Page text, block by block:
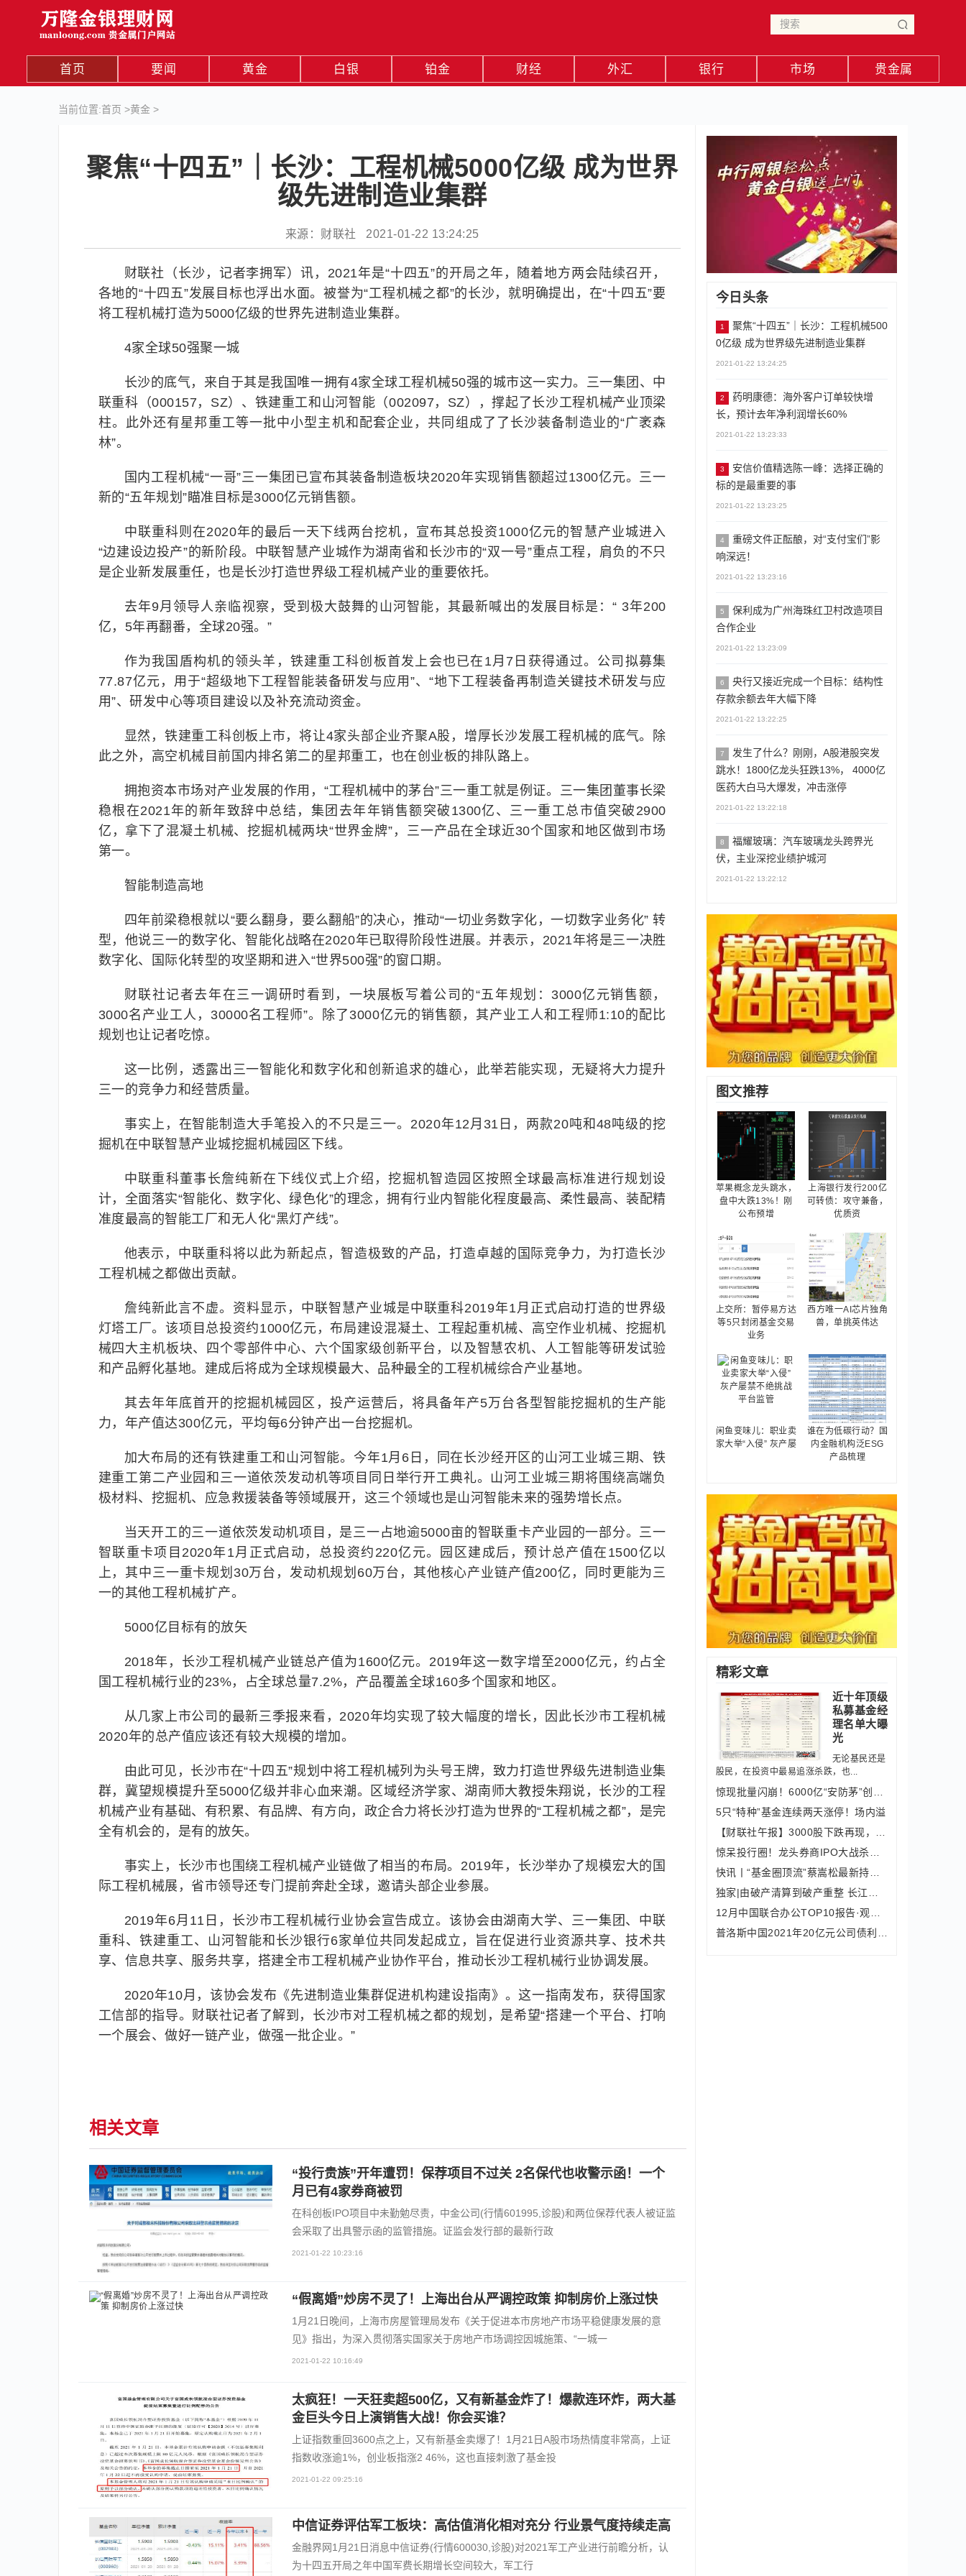
首页 要闻 黄金 白银 铂金 财经 外汇 银行 市场 贵金属
当前位置:首页 >黄金>
聚焦“十四五”｜长沙：工程机械5000亿级 成为世界
级先进制造业集群
来源：财联社 2021-01-22 13:24:25
财联社（长沙，记者李拥军）讯，2021年是“十四五”的开局之年，随着地方两会陆续召开，
各地的“十四五”发展目标也浮出水面。被誉为“工程机械之都”的长沙，就明确提出，在“十四五”要
将工程机械打造为5000亿级的世界先进制造业集群。
4家全球50强聚一城
长沙的底气，来自于其是我国唯一拥有4家全球工程机械50强的城市这一实力。三一集团、中
联重科（000157，SZ）、铁建重工和山河智能（002097，SZ），撑起了长沙工程机械产业顶梁
柱。此外还有星邦重工等一批中小型主机和配套企业，共同组成了了长沙装备制造业的“广袤森
林”。
国内工程机械“一哥”三一集团已宣布其装备制造板块2020年实现销售额超过1300亿元。三一
新的“五年规划”瞄准目标是3000亿元销售额。
中联重科则在2020年的最后一天下线两台挖机，宣布其总投资1000亿元的智慧产业城进入
“边建设边投产”的新阶段。中联智慧产业城作为湖南省和长沙市的“双一号”重点工程，肩负的不只
是企业新发展重任，也是长沙打造世界级工程机械产业的重要依托。
去年9月领导人亲临视察，受到极大鼓舞的山河智能，其最新喊出的发展目标是：“ 3年200
亿，5年再翻番，全球20强。”
作为我国盾构机的领头羊，铁建重工科创板首发上会也已在1月7日获得通过。公司拟募集
77.87亿元，用于“超级地下工程智能装备研发与应用”、“地下工程装备再制造关键技术研发与应
用”、研发中心等项目建设以及补充流动资金。
显然，铁建重工科创板上市，将让4家头部企业齐聚A股，增厚长沙发展工程机械的底气。除
此之外，高空机械目前国内排名第二的星邦重工，也在创业板的排队路上。
拥抱资本市场对产业发展的作用，“工程机械中的茅台”三一重工就是例证。三一集团董事长梁
稳根在2021年的新年致辞中总结，集团去年年销售额突破1300亿、三一重工总市值突破2900
亿，拿下了混凝土机械、挖掘机械两块“世界金牌”，三一产品在全球近30个国家和地区做到市场
第一。
智能制造高地
四年前梁稳根就以“要么翻身，要么翻船”的决心，推动“一切业务数字化，一切数字业务化” 转
型，他说三一的数字化、智能化战略在2020年已取得阶段性进展。并表示，2021年将是三一决胜
数字化、国际化转型的攻坚期和进入“世界500强”的窗口期。
财联社记者去年在三一调研时看到，一块展板写着公司的“五年规划：3000亿元销售额，
3000名产业工人，30000名工程师”。除了3000亿元的销售额，其产业工人和工程师1:10的配比
规划也让记者吃惊。
这一比例，透露出三一智能化和数字化和创新追求的雄心，此举若能实现，无疑将大力提升
三一的竞争力和经营质量。
事实上，在智能制造大手笔投入的不只是三一。2020年12月31日，两款20吨和48吨级的挖
掘机在中联智慧产业城挖掘机械园区下线。
中联重科董事长詹纯新在下线仪式上介绍，挖掘机智造园区按照全球最高标准进行规划设
计，全面落实“智能化、数字化、绿色化”的理念，拥有行业内智能化程度最高、柔性最高、装配精
准度最高的智能工厂和无人化“黑灯产线”。
他表示，中联重科将以此为新起点，智造极致的产品，打造卓越的国际竞争力，为打造长沙
工程机械之都做出贡献。
詹纯新此言不虚。资料显示，中联智慧产业城是中联重科2019年1月正式启动打造的世界级
灯塔工厂。该项目总投资约1000亿元，布局建设混凝土、工程起重机械、高空作业机械、挖掘机
械四大主机板块、四个零部件中心、六个国家级创新平台，以及智慧农机、人工智能等研发试验
和产品孵化基地。建成后将成为全球规模最大、品种最全的工程机械综合产业基地。
其去年年底首开的挖掘机械园区，投产运营后，将具备年产5万台各型智能挖掘机的生产能
力，年产值达300亿元，平均每6分钟产出一台挖掘机。
加大布局的还有铁建重工和山河智能。今年1月6日，同在长沙经开区的山河工业城三期、铁
建重工第二产业园和三一道依茨发动机等项目同日举行开工典礼。山河工业城三期将围绕高端负
极材料、挖掘机、应急救援装备等领域展开，这三个领域也是山河智能未来的强势增长点。
当天开工的三一道依茨发动机项目，是三一占地逾5000亩的智联重卡产业园的一部分。三一
智联重卡项目2020年1月正式启动，总投资约220亿元。园区建成后，预计总产值在1500亿以
上，其中三一重卡规划30万台，发动机规划60万台，其他核心产业链产值200亿，同时更能为三
一的其他工程机械扩产。
5000亿目标有的放矢
2018年，长沙工程机械产业链总产值为1600亿元。2019年这一数字增至2000亿元，约占全
国工程机械行业的23%，占全球总量7.2%，产品覆盖全球160多个国家和地区。
从几家上市公司的最新三季报来看，2020年均实现了较大幅度的增长，因此长沙市工程机械
2020年的总产值应该还有较大规模的增加。
由此可见，长沙市在“十四五”规划中将工程机械列为头号王牌，致力打造世界级先进制造业集
群，冀望规模提升至5000亿级并非心血来潮。区域经济学家、湖南师大教授朱翔说，长沙的工程
机械产业有基础、有积累、有品牌、有方向，政企合力将长沙打造为世界的“工程机械之都”，是完
全有机会的，是有的放矢。
事实上，长沙市也围绕工程机械产业链做了相当的布局。2019年，长沙举办了规模宏大的国
际工程机械展，省市领导还专门提前奔赴全球，邀请头部企业参展。
2019年6月11日，长沙市工程机械行业协会宣告成立。该协会由湖南大学、三一集团、中联
重科、铁建重工、山河智能和长沙银行6家单位共同发起成立，旨在促进行业资源共享、技术共
享、信息共享、服务共享，搭建全市工程机械产业协作平台，推动长沙工程机械行业协调发展。
2020年10月，该协会发布《先进制造业集群促进机构建设指南》。这一指南发布，获得国家
工信部的指导。财联社记者了解到，长沙市对工程机械之都的规划，是希望“搭建一个平台、打响
一个展会、做好一链产业，做强一批企业。”
相关文章
“投行贵族”开年遭罚！保荐项目不过关 2名保代也收警示函！一个
月已有4家券商被罚
在科创板IPO项目中未勤勉尽责，中金公司(行情601995,诊股)和两位保荐代表人被证监
会采取了出具警示函的监管措施。证监会发行部的最新行政
2021-01-22 10:23:16
“假离婚”炒房不灵了！上海出台从严调控政策 抑制房价上涨过快
1月21日晚间，上海市房屋管理局发布《关于促进本市房地产市场平稳健康发展的意
见》指出，为深入贯彻落实国家关于房地产市场调控因城施策、“一城一
2021-01-22 10:16:49
太疯狂！一天狂卖超500亿，又有新基金炸了！爆款连环炸，两大基
金巨头今日上演销售大战！你会买谁？
上证指数重回3600点之上，又有新基金卖爆了！1月21日A股市场热情度非常高，上证
指数收涨逾1%，创业板指涨2 46%，这也直接刺激了基金投
2021-01-22 09:25:16
中信证券评估军工板块：高估值消化相对充分 行业景气度持续走高
金融界网1月21日消息中信证券(行情600030,诊股)对2021军工产业进行前瞻分析，认
为十四五开局之年中国军费长期增长空间较大，军工行
今日头条
1
聚焦“十四五”｜长沙：工程机械500
0亿级 成为世界级先进制造业集群
2021-01-22 13:24:25
2
药明康德：海外客户订单较快增
长，预计去年净利润增长60%
2021-01-22 13:23:33
3
安信价值精选陈一峰：选择正确的
标的是最重要的事
2021-01-22 13:23:25
4
重磅文件正酝酿，对“支付宝们”影
响深远！
2021-01-22 13:23:16
5
保利成为广州海珠红卫村改造项目
合作企业
2021-01-22 13:23:09
6
央行又接近完成一个目标：结构性
存款余额去年大幅下降
2021-01-22 13:22:25
7
发生了什么？刚刚，A股港股突发
跳水！1800亿龙头狂跌13%， 4000亿
医药大白马大爆发，冲击涨停
2021-01-22 13:22:18
8
福耀玻璃：汽车玻璃龙头跨界光
伏，主业深挖业绩护城河
2021-01-22 13:22:12
图文推荐
苹果概念龙头跳水，
盘中大跌13%！刚
公布预增
上海银行发行200亿
可转债：攻守兼备，
优质资
上交所：暂停易方达
等5只封闭基金交易
业务
西方唯一AI芯片独角
兽，单挑英伟达
闲鱼变味儿：职业卖
家大举“入侵” 灰产屡
谁在为低碳行动？国
内金融机构泛ESG
产品梳理
精彩文章
近十年顶级
私募基金经
理名单大曝
光
无论基民还是
股民，在投资中最易追涨杀跌，也...
5只“特种”基金连续两天涨停！场内溢